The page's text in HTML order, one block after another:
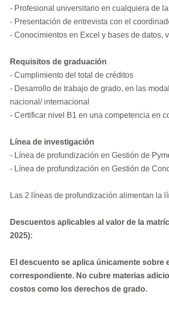
- Profesional universitario en cualquiera de
- Presentación de entrevista con el
- Conocimientos en Excel y bases de datos,
Requisitos de graduación
- Cumplimiento del total de créditos
- Desarrollo de trabajo de grado, en las
nacional/ internacional
- Certificar nivel B1 en una competencia en
Línea de investigación
- Línea de profundización en Gestión de
- Línea de profundización en Gestión de
Las 2 líneas de profundización alimentan la
Descuentos aplicables al valor de la
2025):
El descuento se aplica únicamente
correspondiente. No cubre materias
costos como los derechos de grado.